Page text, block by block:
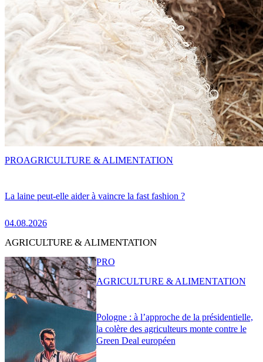
La laine peut-elle aider à vaincre la fast fashion ?
04.08.2026
PROAGRICULTURE & ALIMENTATION
AGRICULTURE & ALIMENTATION
Pologne : à l’approche de la présidentielle,
la colère des agriculteurs monte contre le
Green Deal européen
PRO
AGRICULTURE & ALIMENTATION